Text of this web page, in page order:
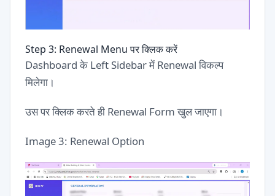
Step 3: Renewal Menu पर क्लिक करें
Dashboard के Left Sidebar में Renewal विकल्प
मिलेगा।
उस पर क्लिक करते ही Renewal Form खुल जाएगा।
Image 3: Renewal Option